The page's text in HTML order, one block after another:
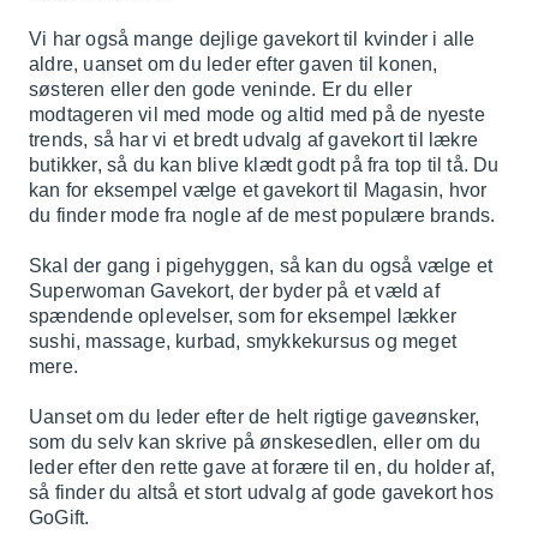
Vi har også mange dejlige gavekort til kvinder i alle
aldre, uanset om du leder efter gaven til konen,
søsteren eller den gode veninde. Er du eller
modtageren vil med mode og altid med på de nyeste
trends, så har vi et bredt udvalg af gavekort til lækre
butikker, så du kan blive klædt godt på fra top til tå. Du
kan for eksempel vælge et gavekort til Magasin, hvor
du finder mode fra nogle af de mest populære brands.
Skal der gang i pigehyggen, så kan du også vælge et
Superwoman Gavekort, der byder på et væld af
spændende oplevelser, som for eksempel lækker
sushi, massage, kurbad, smykkekursus og meget
mere.
Uanset om du leder efter de helt rigtige gaveønsker,
som du selv kan skrive på ønskesedlen, eller om du
leder efter den rette gave at forære til en, du holder af,
så finder du altså et stort udvalg af gode gavekort hos
GoGift.